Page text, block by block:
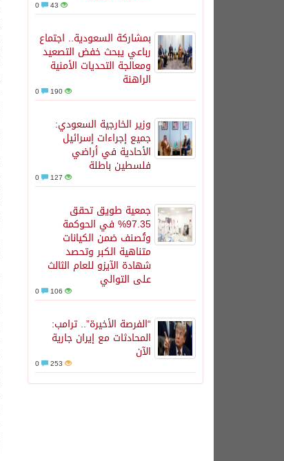
43
بمشاركة السعودية.. اجتماع
رباعي يبحث خفض التصعيد
ومعالجة التحديات الأمنية
الراهنة
190
وزير الخارجية السعودي:
جميع إجراءات إسرائيل
الأحادية في أراضي
فلسطين باطلة
127
جمعية طويق تحقق
97.35% في الحوكمة
وتُصنف ضمن الكيانات
متناهية الكبر وتحصد
شهادة الآيزو للعام الثالث
على التوالي
106
“الفرصة الأخيرة”.. ترامب:
المحادثات مع إيران جارية
الآن
253